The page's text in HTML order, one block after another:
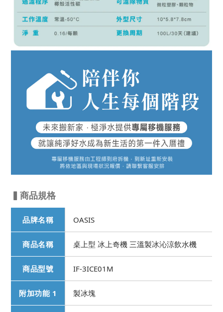
▍商品規格
品牌名稱 OASIS
商品名稱 桌上型 冰上奇機 三溫製冰沁涼飲水機
商品型號 IF-3ICE01M
附加功能 1 製冰塊